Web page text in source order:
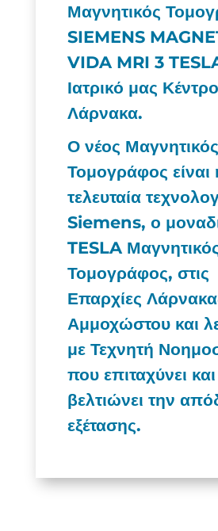
Μαγνητικός
SIEMENS
VIDA MRI 3
Ιατρικό μας
Λάρνακα.
Ο νέος Μαγνητικός
Τομογράφος είναι
τελευταία
Siemens, ο
TESLA
Τομογράφος, στις
Επαρχίες
Αμμοχώστου και
με Τεχνητή
που επιταχύνει και
βελτιώνει την
εξέτασης.